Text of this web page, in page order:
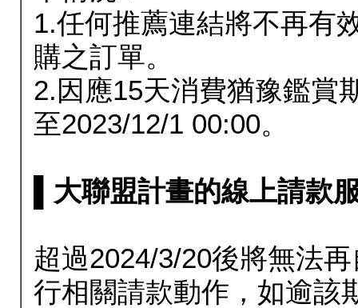
1.任何推薦連結將不再有
購之訂單。
2.因應15天消費猶豫鑑賞
至2023/12/1 00:00。
▌大聯盟計畫的線上請款
超過2024/3/20後將無法
行相關請款動作，如逾該